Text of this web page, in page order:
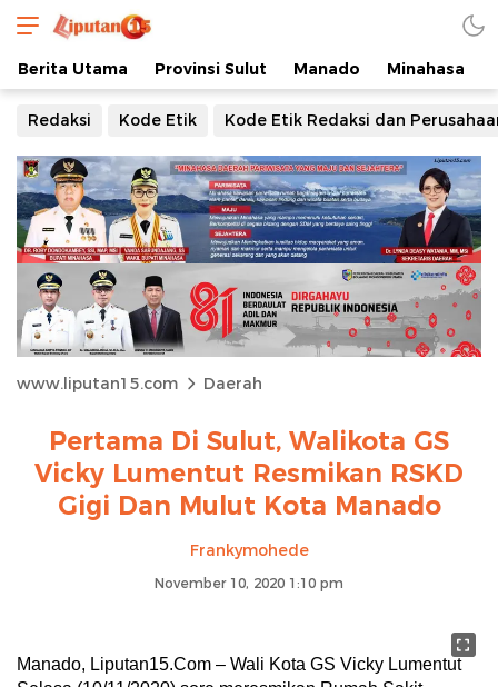
Berita Utama Provinsi Sulut Manado Minahasa
Redaksi Kode Etik Kode Etik Redaksi dan
www.liputan15.com Daerah
Pertama Di Sulut, Walikota GS
Vicky Lumentut Resmikan RSKD
Gigi Dan Mulut Kota Manado
Frankymohede
November 10, 2020 1:10 pm
Manado, Liputan15.Com – Wali Kota GS Vicky Lumentut